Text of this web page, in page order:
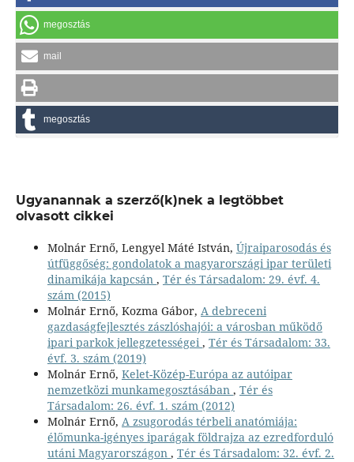
megosztás
mail
megosztás
Ugyanannak a szerző(k)nek a legtöbbet
olvasott cikkei
Molnár Ernő, Lengyel Máté István, Újraiparosodás és
útfüggőség: gondolatok a magyarországi ipar területi
dinamikája kapcsán , Tér és Társadalom: 29. évf. 4.
szám (2015)
Molnár Ernő, Kozma Gábor, A debreceni
gazdaságfejlesztés zászlóshajói: a városban működő
ipari parkok jellegzetességei, Tér és Társadalom: 33.
évf. 3. szám (2019)
Molnár Ernő, Kelet-Közép-Európa az autóipar
nemzetközi munkamegosztásában , Tér és
Társadalom: 26. évf. 1. szám (2012)
Molnár Ernő, A zsugorodás térbeli anatómiája:
élőmunka-igényes iparágak földrajza az ezredforduló
utáni Magyarországon , Tér és Társadalom: 32. évf. 2.